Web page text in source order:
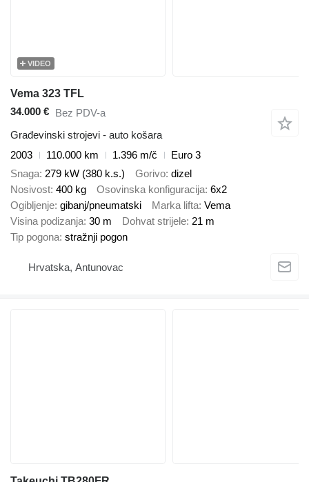
VIDEO
Vema 323 TFL
34.000 € Bez PDV-a
Građevinski strojevi - auto košara
2003
110.000 km 1.396 m/č
Euro 3
Snaga 279 kW (380 k.s.) Gorivo dizel
Nosivost 400 kg Osovinska konfiguracija 6x2
Ogibljenje gibanj/pneumatski Marka lifta Vema
Visina podizanja 30 m Dohvat strijele 21 m
Tip pogona stražnji pogon
Hrvatska, Antunovac